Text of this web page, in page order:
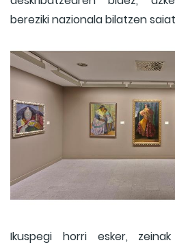
bereziki nazionala bilatzen
Ikuspegi horri esker,